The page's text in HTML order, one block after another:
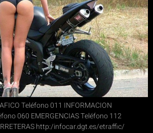
Teléfono 011 INFORMACION
060 EMERGENCIAS Teléfono 112
http:/infocar.dgt.es/etraffic/